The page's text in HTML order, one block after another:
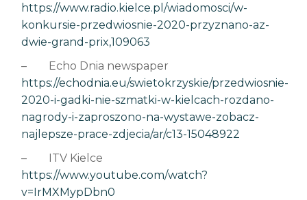
https://www.radio.kielce.pl/wiadomosci/w-
konkursie-przedwiosnie-2020-przyznano-az-
dwie-grand-prix,109063
– Echo Dnia newspaper
https://echodnia.eu/swietokrzyskie/przedwiosnie-
2020-i-gadki-nie-szmatki-w-kielcach-rozdano-
nagrody-i-zaproszono-na-wystawe-zobacz-
najlepsze-prace-zdjecia/ar/c13-15048922
– ITV Kielce
https://www.youtube.com/watch?
v=IrMXMypDbn0